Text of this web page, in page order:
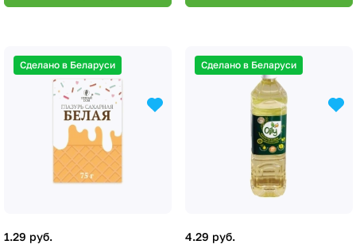
Сделано в Беларуси
1.29 руб.
Сделано в Беларуси
4.29 руб.